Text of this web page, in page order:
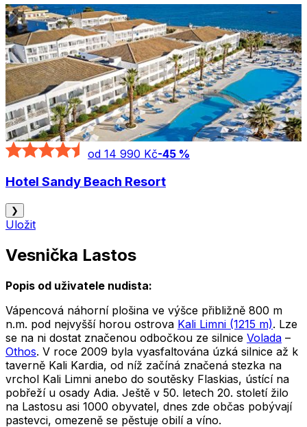
od 14 990 Kč-45 %
Hotel Sandy Beach Resort
❯
Uložit
Vesnička Lastos
Popis od uživatele nudista:
Vápencová náhorní plošina ve výšce přibližně 800 m
n.m. pod nejvyšší horou ostrova Kali Limni (1215 m). Lze
se na ni dostat značenou odbočkou ze silnice Volada –
Othos. V roce 2009 byla vyasfaltována úzká silnice až k
taverně Kali Kardia, od níž začíná značená stezka na
vrchol Kali Limni anebo do soutěsky Flaskias, ústící na
pobřeží u osady Adia. Ještě v 50. letech 20. století žilo
na Lastosu asi 1000 obyvatel, dnes zde občas pobývají
pastevci, omezeně se pěstuje obilí a víno.